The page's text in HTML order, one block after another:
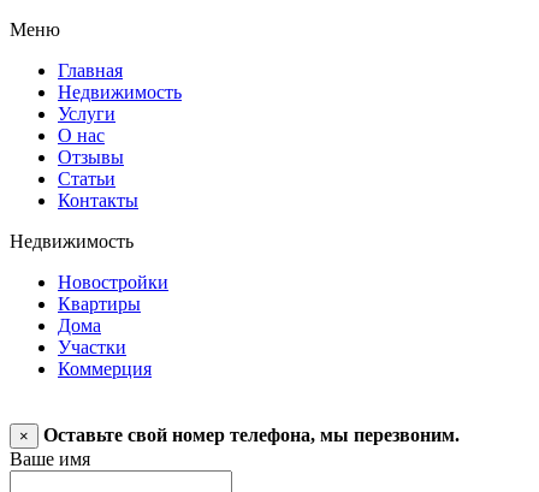
Меню
Главная
Недвижимость
Услуги
О нас
Отзывы
Статьи
Контакты
Недвижимость
Новостройки
Квартиры
Дома
Участки
Коммерция
×
Оставьте свой номер телефона, мы перезвоним.
Ваше имя